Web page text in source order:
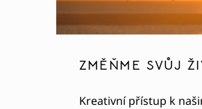
ZMĚŇME SVŮJ
Kreativní přístup k